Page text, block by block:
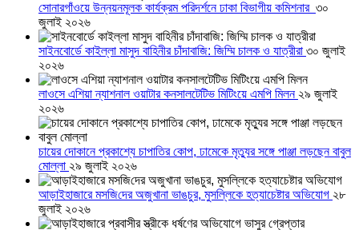
সোনারগাঁওয়ে উন্নয়নমূলক কার্যক্রম পরিদর্শনে ঢাকা বিভাগীয় কমিশনার ৩০
জুলাই ২০২৬
সাইনবোর্ডে কাইল্লা মাসুদ বাহিনীর চাঁদাবাজি: জিম্মি চালক ও যাত্রীরা ৩০ জুলাই
২০২৬
লাওসে এশিয়া ন্যাশনাল ওয়াটার কনসালটেটিভ মিটিংয়ে এমপি মিলন ২৯ জুলাই
২০২৬
চায়ের দোকানে প্রকাশ্যে চাপাতির কোপ, ঢামেকে মৃত্যুর সঙ্গে পাঞ্জা লড়ছেন বাবুল
মোল্লা ২৯ জুলাই ২০২৬
আড়াইহাজারে মস‌জি‌দের অজুখানা ভাঙচুর, মুসল্লিকে হত্যাচেষ্টার অভিযোগ ২৮
জুলাই ২০২৬